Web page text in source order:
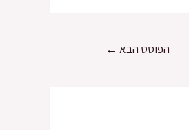
הפוסט הבא ←